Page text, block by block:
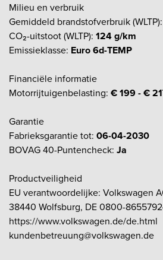
Milieu en verbruik
Gemiddeld brandstofverbruik (WLTP):
CO₂-uitstoot (WLTP): 124 g/km
Emissieklasse: Euro 6d-TEMP
Financiële informatie
Motorrijtuigenbelasting: € 199 - €
Garantie
Fabrieksgarantie tot: 06-04-2030
BOVAG 40-Puntencheck: Ja
Productveiligheid
EU verantwoordelijke: Volkswagen
38440 Wolfsburg, DE 0800-
https://www.volkswagen.de/de.html
kundenbetreuung@volkswagen.de